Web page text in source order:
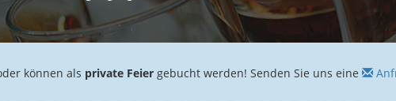
können als private Feier gebucht werden! Senden Sie uns eine